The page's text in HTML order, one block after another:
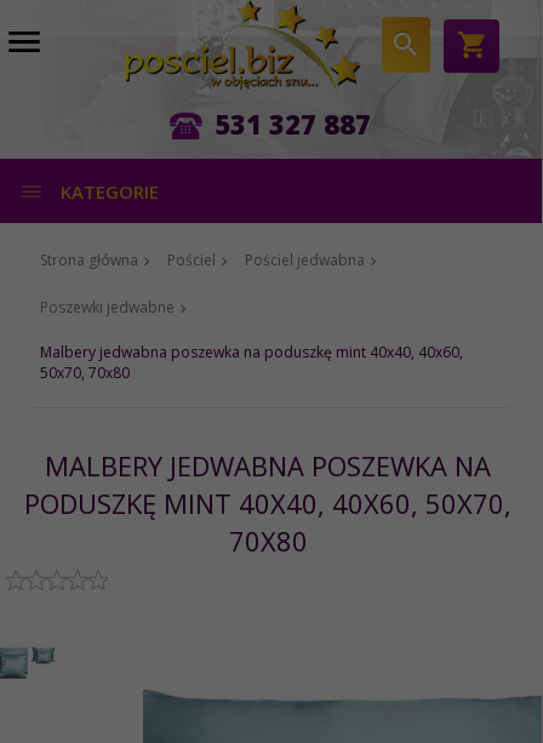
531 327 887
KATEGORIE
Strona główna Pościel Pościel jedwabna
Poszewki jedwabne
Malbery jedwabna poszewka na poduszkę mint 40x40, 40x60,
50x70, 70x80
MALBERY JEDWABNA POSZEWKA NA
PODUSZKĘ MINT 40X40, 40X60, 50X70,
70X80